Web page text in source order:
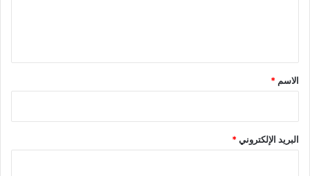
*
الاسم *
البريد الإلكتروني*